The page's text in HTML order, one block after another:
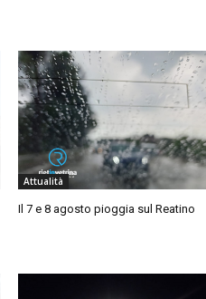
Attualità
Il 7 e 8 agosto pioggia sul Reatino